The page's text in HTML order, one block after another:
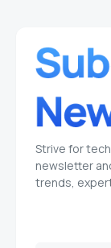
Strive for
newsletter
trends,